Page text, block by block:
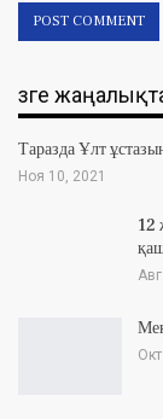
Өзге
Таразда Ұлт
Ноя 10, 2021
12